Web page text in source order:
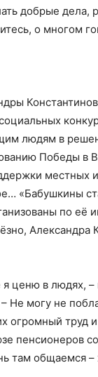
добрые дела,
о многом
людям в
Победы в
местных
«Бабушкины
по её
Александра
ценю в людях, –
Не могу не
огромный труд
пенсионеров
там общаемся –